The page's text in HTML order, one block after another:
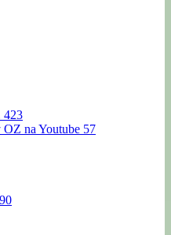
423
na Youtube 57
90